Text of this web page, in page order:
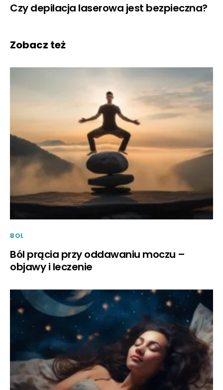
Czy depilacja laserowa jest bezpieczna?
Zobacz też
BOL
Ból prącia przy oddawaniu moczu –
objawy i leczenie